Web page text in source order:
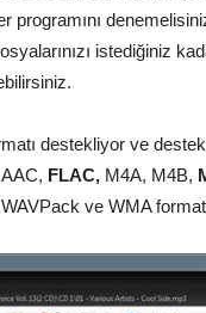
programını
istediğiniz
destekliyor ve
FLAC, M4A, M4B,
ve WMA